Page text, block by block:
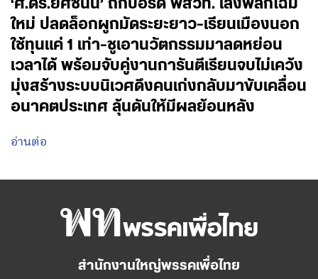
‘ศ.ดร.ยศชนัน’ ถกบอร์ด พสวท. เล็งพลิกโฉม
ใหม่ ปลดล็อกผูกมัดระยะยาว-เรียนเมืองนอก
ใช้ทุนแค่ 1 เท่า-ชูเอานวัตกรรมมาลดหย่อน
เวลาได้ พร้อมจับคู่งานการันตีเรียนจบไม่เคว้ง
มุ่งสร้างระบบนิเวศดึงคนเก่งกลับมาขับเคลื่อน
อนาคตประเทศ ลุ้นดันให้มีผลย้อนหลัง
อ่านต่อ
สำนักงานใหญ่พรรคเพื่อไทย